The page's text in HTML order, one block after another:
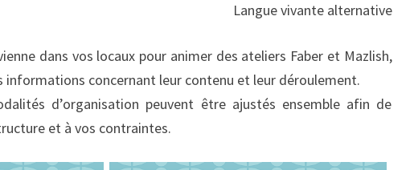
Langue vivante alternative
dans vos locaux pour animer des ateliers Faber et Mazlish,
informations concernant leur contenu et leur déroulement.
d’organisation peuvent être ajustés ensemble afin de
et à vos contraintes.